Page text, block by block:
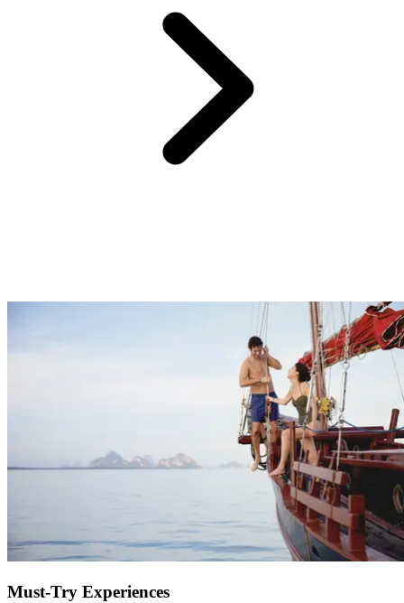
One of the hardest parts of planning a holiday, especially if it’s for
the whole family, is choosing activities that will cater to everyone.
At Club Med we have something for everyone with nightly
entertainment, sports and activities for beginners through to
professionals and childcare facilities to entertain the kids. Get
pampered at the spa and enjoy some much needed quality time as a
couple, or sit back on the beach and get back to nature to feel
Must-Try Experiences